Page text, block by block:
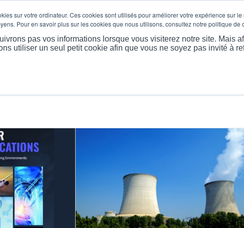
sur votre ordinateur. Ces cookies sont utilisés pour améliorer votre expérience sur
Pour en savoir plus sur les cookies que nous utilisons, consultez notre politique de
pas vos informations lorsque vous visiterez notre site. Mais
utiliser un seul petit cookie afin que vous ne soyez pas invité à
A PROPOS PRODUITS MARKET LES PLUS